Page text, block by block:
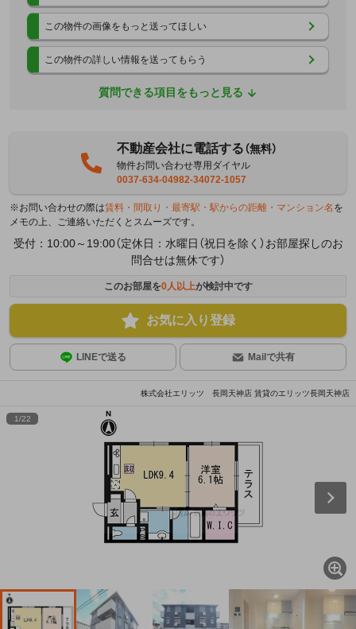
この物件の画像をもっと送ってほしい
この物件の詳しい情報を送ってもらう
質問できる項目をもっと見る
不動産会社に電話する（無料）
物件お問い合わせ専用ダイヤル
0037-634-04982-34072-1057
※お問い合わせの際は賃料・間取り・最寄駅・駅からの距離・マンション名 を
メモの上、ご連絡いただくとスムーズです。
受付：10:00～19:00（定休日：水曜日（祝日を除く）お部屋探しのお
問合せは無休です）
このお部屋を0人以上が検討中です
お気に入り登録
LINEで送る Mailで共有
株式会社エリッツ 長岡天神店 賃貸のエリッツ長岡天神店
1/22